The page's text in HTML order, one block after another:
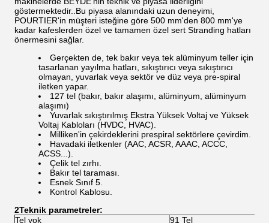
göstermektedir..Bu piyasa alanındaki uzun deneyimi,
POURTIER'in müşteri isteğine göre 500 mm'den 800 mm'ye
kadar kafeslerden özel ve tamamen özel sert Stranding hatları
önermesini sağlar.
Gerçekten de, tek bakır veya tek alüminyum teller için
tasarlanan yayılma hatları, sıkıştırıcı veya sıkıştırıcı
olmayan, yuvarlak veya sektör ve düz veya pre-spiral
iletken yapar.
127 tel (bakır, bakır alaşımı, alüminyum, alüminyum
alaşımı)
Yuvarlak sıkıştırılmış Ekstra Yüksek Voltaj ve Yüksek
Voltaj Kabloları (HVDC, HVAC).
Milliken'in çekirdeklerini prespiral sektörlere çevirdim.
Havadaki iletkenler (AAC, ACSR, AAAC, ACCC,
ACSS...).
Çelik tel zırhı.
Bakır tel taraması.
Esnek Sınıf 5.
Kontrol Kablosu.
2Teknik parametreler:
Tel yok
91 Tel